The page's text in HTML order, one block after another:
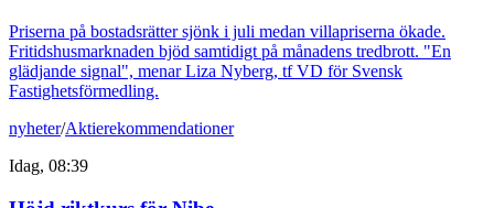
Priserna på bostadsrätter sjönk i juli medan villapriserna ökade.
Fritidshusmarknaden bjöd samtidigt på månadens tredbrott. "En
glädjande signal", menar Liza Nyberg, tf VD för Svensk
Fastighetsförmedling.
nyheter/Aktierekommendationer
Idag, 08:39